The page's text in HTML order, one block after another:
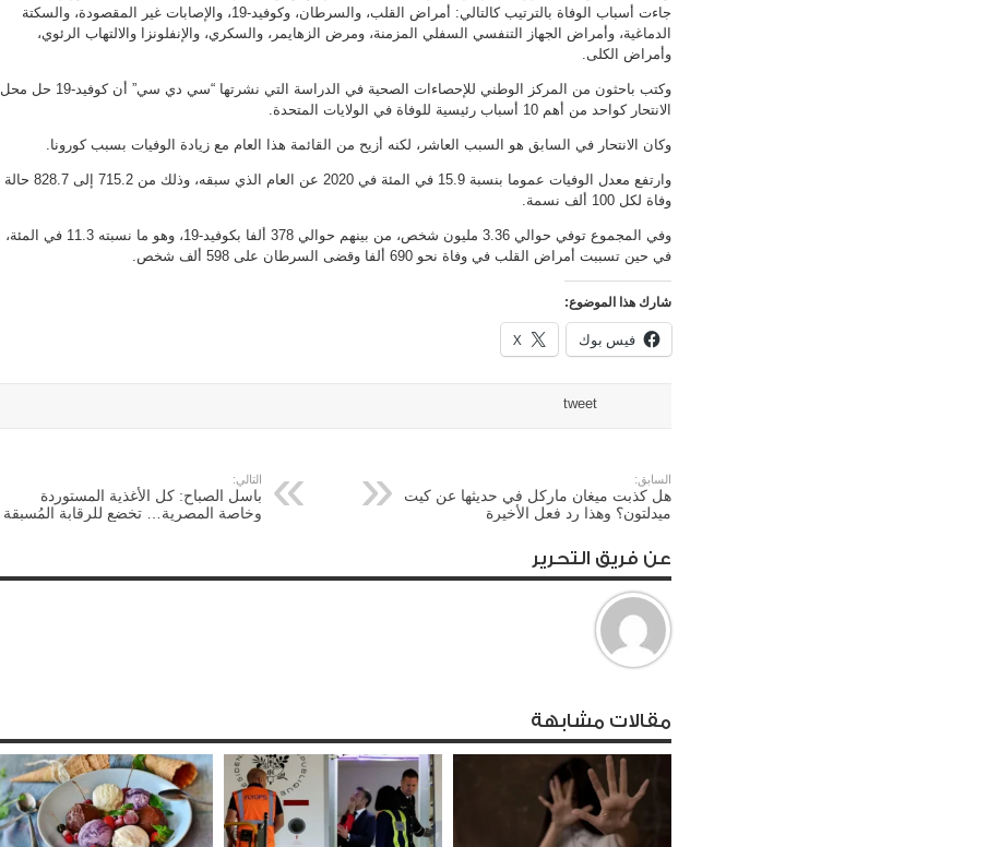
يخرج
من
القائمة
مغلقة
جاءت أسباب الوفاة بالترتيب كالتالي: أمراض القلب، والسرطان، وكوفيد-19، والإصابات غير المقصودة، والسكتة
الدماغية، وأمراض الجهاز التنفسي السفلي المزمنة، ومرض الزهايمر، والسكري، والإنفلونزا والالتهاب الرئوي،
وأمراض الكلى.
وكتب باحثون من المركز الوطني للإحصاءات الصحية في الدراسة التي نشرتها “سي دي سي” أن كوفيد-19 حل محل
الانتحار كواحد من أهم 10 أسباب رئيسية للوفاة في الولايات المتحدة.
وكان الانتحار في السابق هو السبب العاشر، لكنه أزيح من القائمة هذا العام مع زيادة الوفيات بسبب كورونا.
وارتفع معدل الوفيات عموما بنسبة 15.9 في المئة في 2020 عن العام الذي سبقه، وذلك من 715.2 إلى 828.7 حالة
وفاة لكل 100 ألف نسمة.
وفي المجموع توفي حوالي 3.36 مليون شخص، من بينهم حوالي 378 ألفا بكوفيد-19، وهو ما نسبته 11.3 في المئة،
في حين تسببت أمراض القلب في وفاة نحو 690 ألفا وقضى السرطان على 598 ألف شخص.
شارك هذا الموضوع:
فيس بوك X
tweet
السابق:
هل كذبت ميغان ماركل في حديثها عن كيت
ميدلتون؟ وهذا رد فعل الأخيرة
التالي:
باسل الصباح: كل الأغذية المستوردة
وخاصة المصرية… تخضع للرقابة المُسبقة
عن فريق التحرير
مقالات مشابهة